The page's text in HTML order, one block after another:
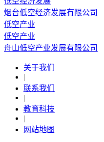
烟台低空经济发展有限公司
低空产业
低空产业
舟山低空产业发展有限公司
关于我们
|
联系我们
|
教育科技
|
网站地图